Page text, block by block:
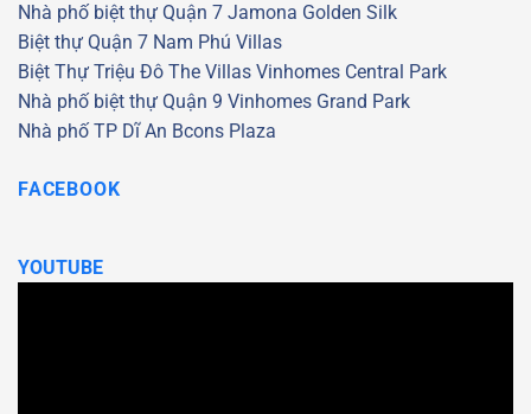
Nhà phố biệt thự Quận 7 Jamona Golden Silk
Biệt thự Quận 7 Nam Phú Villas
Biệt Thự Triệu Đô The Villas Vinhomes Central Park
Nhà phố biệt thự Quận 9 Vinhomes Grand Park
Nhà phố TP Dĩ An Bcons Plaza
FACEBOOK
YOUTUBE